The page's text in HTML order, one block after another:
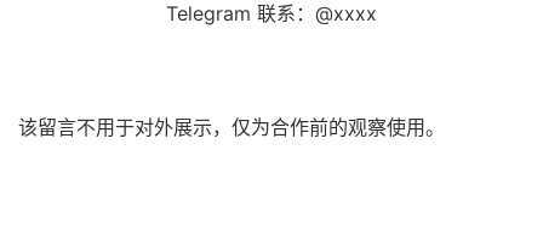
Telegram 联系：@xxxx
该留言不用于对外展示，仅为合作前的观察使用。